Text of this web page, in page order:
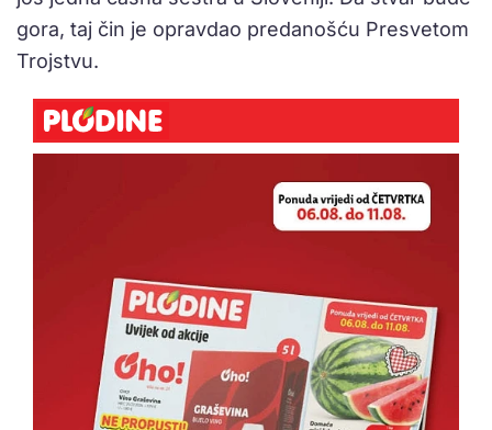
gora, taj čin je opravdao predanošću Presvetom
Trojstvu.